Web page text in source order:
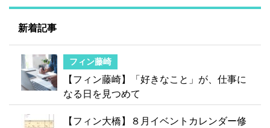
新着記事
フィン藤崎
【フィン藤崎】「好きなこと」が、仕事に
なる日を見つめて
【フィン大橋】８月イベントカレンダー修